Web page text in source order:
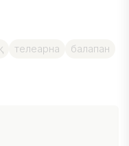
телеарна балапан